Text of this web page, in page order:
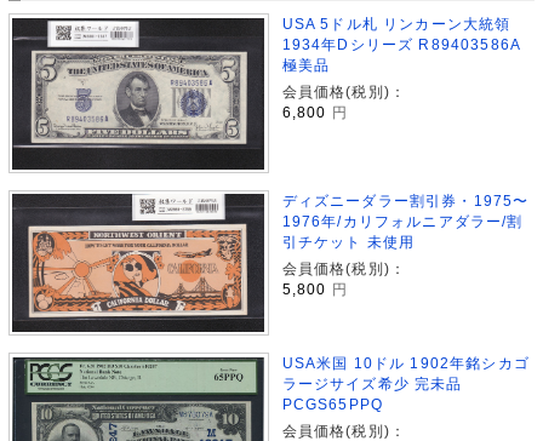
USA 5ドル札 リンカーン大統領
1934年Dシリーズ R89403586A
極美品
会員価格(税別)：
6,800
円
ディズニーダラー割引券・1975〜
1976年/カリフォルニアダラー/割
引チケット 未使用
会員価格(税別)：
5,800 円
USA米国 10ドル 1902年銘シカゴ
ラージサイズ希少 完未品
PCGS65PPQ
会員価格(税別)：